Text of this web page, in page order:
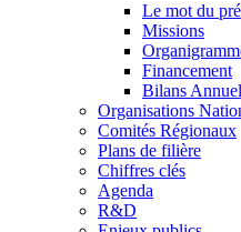
Le mot du
Missions
Financement
Bilans
Organisations
Comités Régionaux
Plans de filière
Chiffres clés
Agenda
R&D